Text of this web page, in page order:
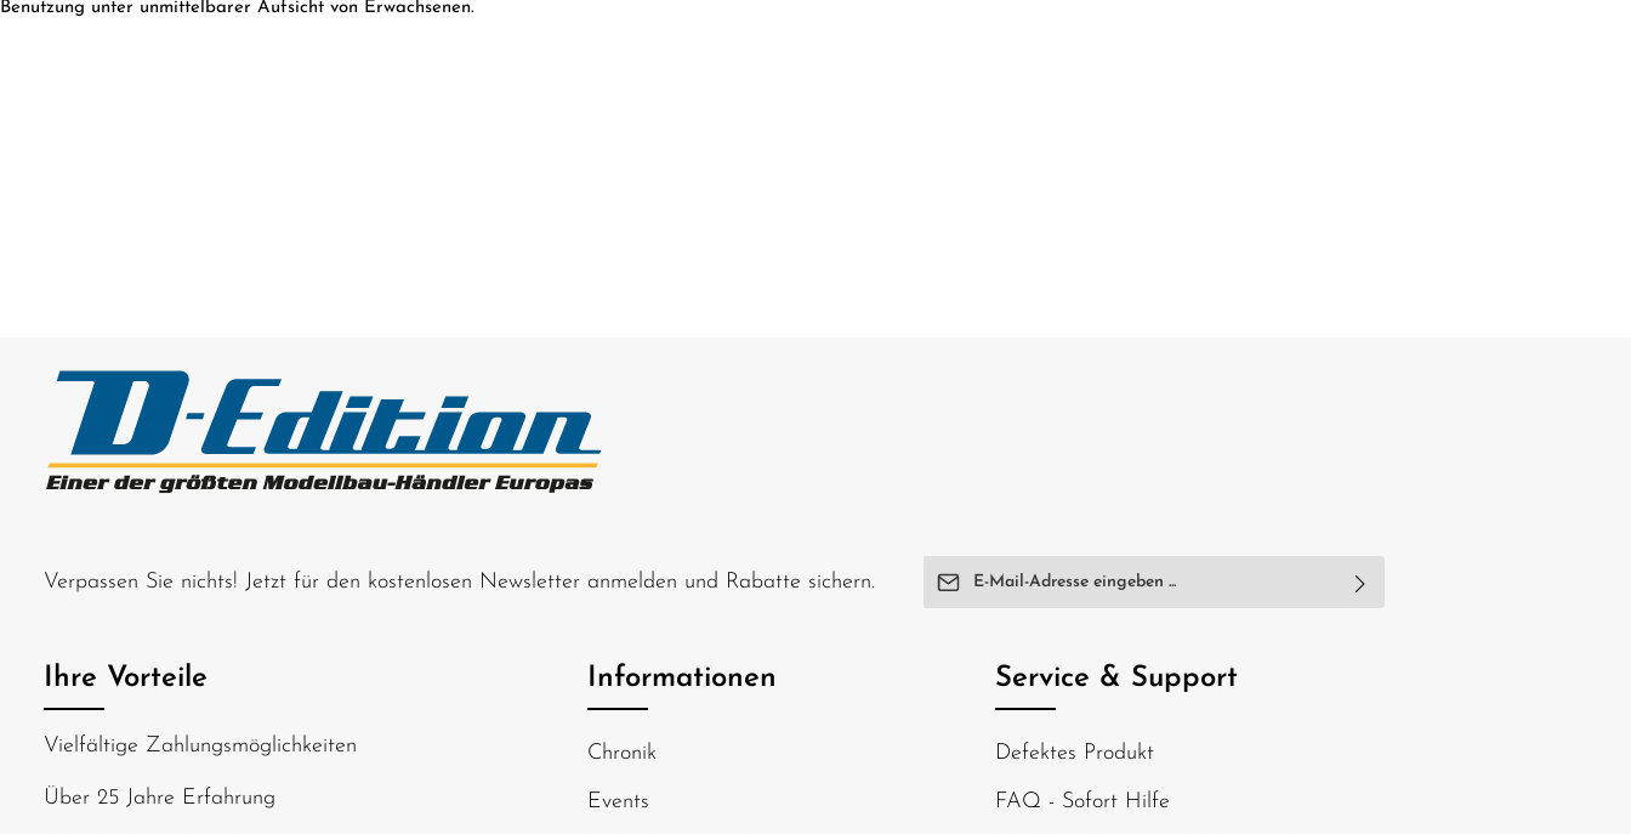
Benutzung unter unmittelbarer Aufsicht von Erwachsenen.
Verpassen Sie nichts! Jetzt für den kostenlosen Newsletter anmelden und Rabatte sichern. E-Mail-Adresse*
einverstanden.
abgebildeten Zeichen ein*
Ihre Vorteile
Vielfältige Zahlungsmöglichkeiten
Über 25 Jahre Erfahrung
Informationen
Chronik
Events
Service & Support
Defektes Produkt
FAQ - Sofort Hilfe